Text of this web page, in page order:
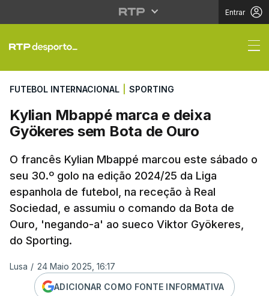
Entrar
Kylian Mbappé marca
FUTEBOL INTERNACIONAL SPORTING
Kylian Mbappé marca e deixa
Gyökeres sem Bota de Ouro
O francês Kylian Mbappé marcou este sábado o
seu 30.º golo na edição 2024/25 da Liga
espanhola de futebol, na receção à Real
Sociedad, e assumiu o comando da Bota de
Ouro, 'negando-a' ao sueco Viktor Gyökeres,
do Sporting.
Lusa / 24 Maio 2025, 16:17
ADICIONAR COMO FONTE INFORMATIVA